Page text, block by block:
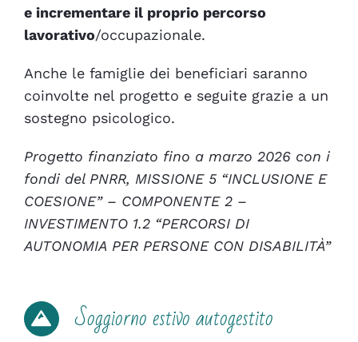
e incrementare il proprio percorso
lavorativo/occupazionale.
Anche le famigliedei beneficiari saranno
coinvolte nel progetto e seguite grazie a un
sostegno psicologico.
Progetto finanziato fino a marzo 2026 con i
fondi del PNRR, MISSIONE 5 “INCLUSIONE E
COESIONE” – COMPONENTE 2 –
INVESTIMENTO 1.2 “PERCORSI DI
AUTONOMIA PER PERSONE CON DISABILITÀ”
Soggiorno estivo autogestito